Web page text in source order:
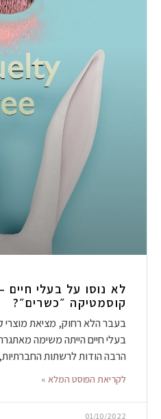
לא נוסו על בעלי חיים
קוסמטיקה ״כשרים״?
בעבר הלא רחוק, מציאת מוצרי
בעלי חיים הייתה משימה
הרבה הודות לרשתות
לקריאת הפוסט המלא »
01/10/2022